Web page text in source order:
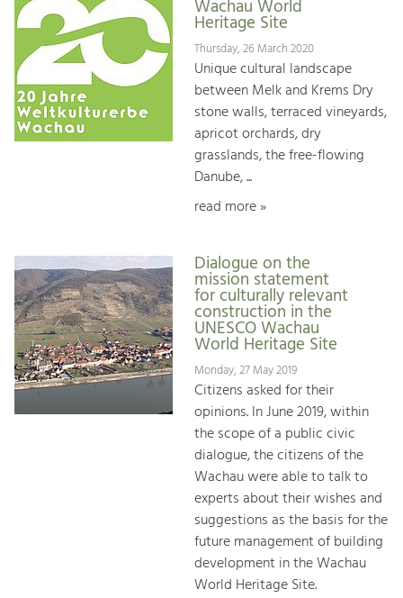
Wachau World
Heritage Site
Thursday, 26 March 2020
Unique cultural landscape
between Melk and Krems Dry
stone walls, terraced vineyards,
apricot orchards, dry
grasslands, the free-flowing
Danube, ...
read more »
Dialogue on the
mission statement
for culturally relevant
construction in the
UNESCO Wachau
World Heritage Site
Monday, 27 May 2019
Citizens asked for their
opinions. In June 2019, within
the scope of a public civic
dialogue, the citizens of the
Wachau were able to talk to
experts about their wishes and
suggestions as the basis for the
future management of building
development in the Wachau
World Heritage Site.